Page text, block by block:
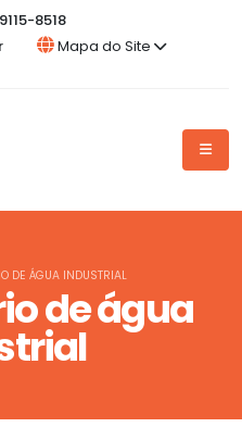
8518
Mapa do Site
de água
DE ÁGUA INDUSTRIAL